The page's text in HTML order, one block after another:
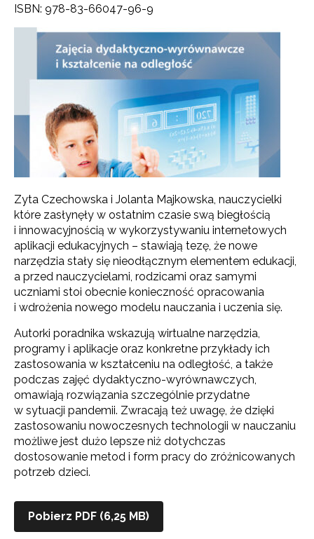
ISBN: 978-83-66047-96-9
Zyta Czechowska i Jolanta Majkowska, nauczycielki
które zasłynęły w ostatnim czasie swą biegłością
i innowacyjnością w wykorzystywaniu internetowych
aplikacji edukacyjnych – stawiają tezę, że nowe
narzędzia stały się nieodłącznym elementem edukacji,
a przed nauczycielami, rodzicami oraz samymi
uczniami stoi obecnie konieczność opracowania
i wdrożenia nowego modelu nauczania i uczenia się.
Autorki poradnika wskazują wirtualne narzędzia,
programy i aplikacje oraz konkretne przykłady ich
zastosowania w kształceniu na odległość, a także
podczas zajęć dydaktyczno-wyrównawczych,
omawiają rozwiązania szczególnie przydatne
w sytuacji pandemii. Zwracają też uwagę, że dzięki
zastosowaniu nowoczesnych technologii w nauczaniu
możliwe jest dużo lepsze niż dotychczas
dostosowanie metod i form pracy do zróżnicowanych
potrzeb dzieci.
Pobierz PDF (6,25 MB)